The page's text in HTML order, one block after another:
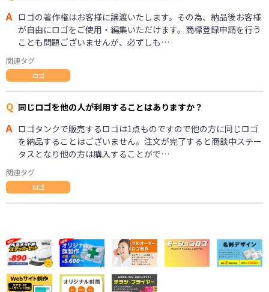
A ロゴの著作権はお客様に譲渡いたします。その為、納品後お客様
が自由にロゴをご使用・編集いただけます。商標登録申請を行う
ことも問題ございませんが、必ずしも…
関連タグ
ロゴ
Q 同じロゴを他の人が利用することはありますか？
A ロゴタンクで販売するロゴは1点ものですので他の方に同じロゴ
を納品することはございません。注文が完了すると商談中ステー
タスとなり他の方は購入することがで…
関連タグ
ロゴ